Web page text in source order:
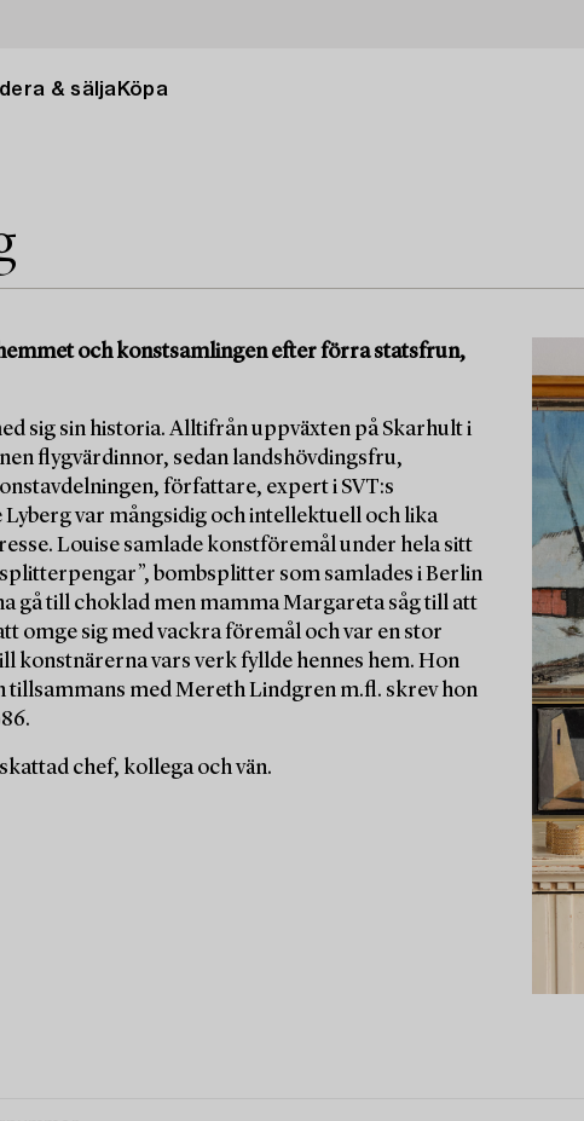
& sälja Köpa
och konstsamlingen efter förra statsfrun,
sig sin historia. Alltifrån uppväxten på Skarhult i
flygvärdinnor, sedan landshövdingsfru,
författare, expert i SVT:s
var mångsidig och intellektuell och lika
Louise samlade konstföremål under hela sitt
bombsplitter som samlades i Berlin
gå till choklad men mamma Margareta såg till att
omge sig med vackra föremål och var en stor
konstnärerna vars verk fyllde hennes hem. Hon
med Mereth Lindgren m.fl. skrev hon
chef, kollega och vän.